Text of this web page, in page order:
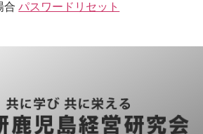
合パスワードリセット